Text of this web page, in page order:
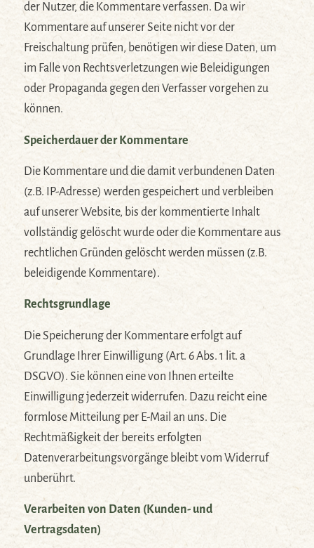
der Nutzer, die Kommentare verfassen. Da wir
Kommentare auf unserer Seite nicht vor der
Freischaltung prüfen, benötigen wir diese Daten, um
im Falle von Rechtsverletzungen wie Beleidigungen
oder Propaganda gegen den Verfasser vorgehen zu
können.
Speicherdauer der Kommentare
Die Kommentare und die damit verbundenen Daten
(z.B. IP-Adresse) werden gespeichert und verbleiben
auf unserer Website, bis der kommentierte Inhalt
vollständig gelöscht wurde oder die Kommentare aus
rechtlichen Gründen gelöscht werden müssen (z.B.
beleidigende Kommentare).
Rechtsgrundlage
Die Speicherung der Kommentare erfolgt auf
Grundlage Ihrer Einwilligung (Art. 6 Abs. 1 lit. a
DSGVO). Sie können eine von Ihnen erteilte
Einwilligung jederzeit widerrufen. Dazu reicht eine
formlose Mitteilung per E-Mail an uns. Die
Rechtmäßigkeit der bereits erfolgten
Datenverarbeitungsvorgänge bleibt vom Widerruf
unberührt.
Verarbeiten von Daten (Kunden- und
Vertragsdaten)